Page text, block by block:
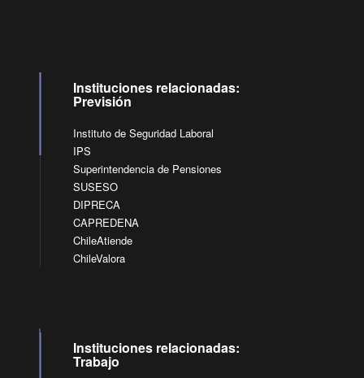
Instituciones relacionadas:
Previsión
Instituto de Seguridad Laboral
IPS
Superintendencia de Pensiones
SUSESO
DIPRECA
CAPREDENA
ChileAtiende
ChileValora
Instituciones relacionadas:
Trabajo